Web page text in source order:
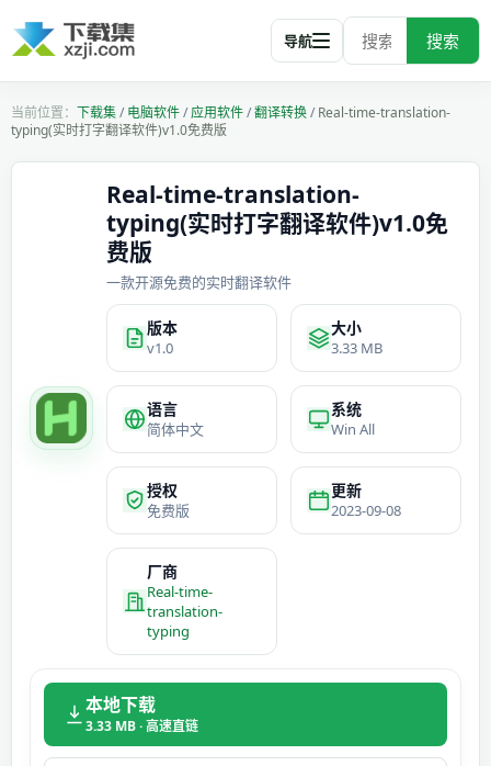
搜索
导航
下载集/电脑软件/应用软件/翻译转换/Real-time-translation-
typing(实时打字翻译软件)v1.0免费版
Real-time-translation-
typing(实时打字翻译软件)v1.0免
费版
一款开源免费的实时翻译软件
版本
v1.0
大小
3.33 MB
语言
简体中文
系统
Win All
授权
免费版
更新
2023-09-08
厂商
Real-time-
translation-
typing
本地下载
3.33 MB · 高速直链